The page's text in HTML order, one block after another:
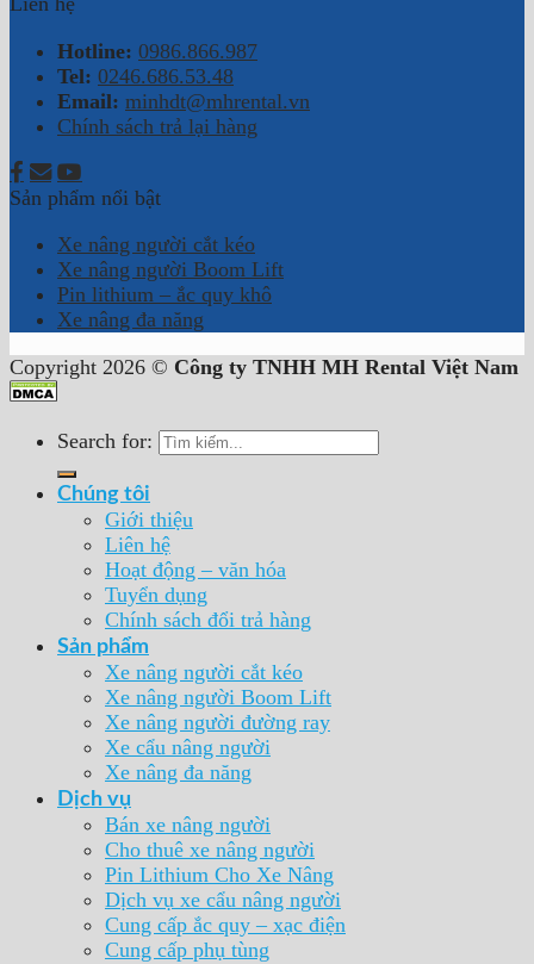
Hotline: 0986.866.987
Tel: 0246.686.53.48
Email: minhdt@mhrental.vn
Chính sách trả lại hàng
Sản phẩm nổi bật
Xe nâng người cắt kéo
Xe nâng người Boom Lift
Pin lithium – ắc quy khô
Xe nâng đa năng
Copyright 2026 © Công ty TNHH MH Rental Việt Nam
Search for:
Chúng tôi
Giới thiệu
Liên hệ
Hoạt động – văn hóa
Tuyển dụng
Chính sách đổi trả hàng
Sản phẩm
Xe nâng người cắt kéo
Xe nâng người Boom Lift
Xe nâng người đường ray
Xe cẩu nâng người
Xe nâng đa năng
Dịch vụ
Bán xe nâng người
Cho thuê xe nâng người
Pin Lithium Cho Xe Nâng
Dịch vụ xe cẩu nâng người
Cung cấp ắc quy – xạc điện
Cung cấp phụ tùng